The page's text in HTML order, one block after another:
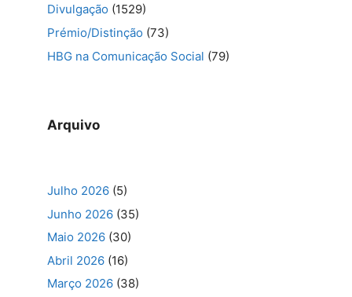
Divulgação (1529)
Prémio/Distinção (73)
HBG na Comunicação Social (79)
Arquivo
Julho 2026 (5)
Junho 2026 (35)
Maio 2026 (30)
Abril 2026 (16)
Março 2026 (38)